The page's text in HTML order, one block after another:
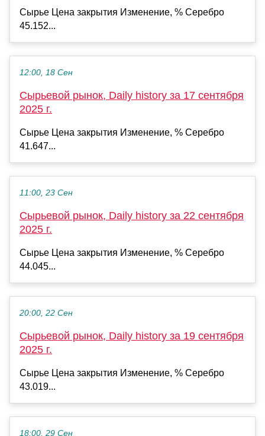
Сырье Цена закрытия Изменение, % Серебро
45.152...
12:00, 18 Сен
Сырьевой рынок, Daily history за 17 сентября
2025 г.
Сырье Цена закрытия Изменение, % Серебро
41.647...
11:00, 23 Сен
Сырьевой рынок, Daily history за 22 сентября
2025 г.
Сырье Цена закрытия Изменение, % Серебро
44.045...
20:00, 22 Сен
Сырьевой рынок, Daily history за 19 сентября
2025 г.
Сырье Цена закрытия Изменение, % Серебро
43.019...
18:00, 29 Сен